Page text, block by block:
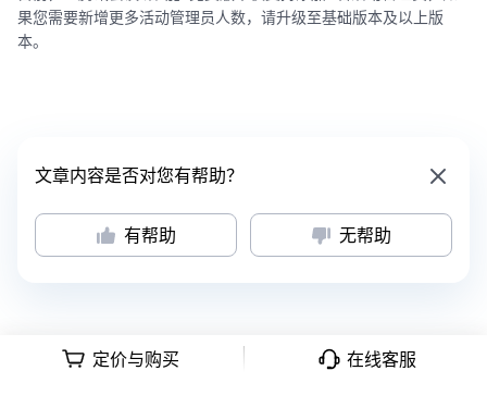
果您需要新增更多活动管理员人数，请升级至基础版本及以上版
本。
文章内容是否对您有帮助？
有帮助 无帮助
定价与购买 在线客服